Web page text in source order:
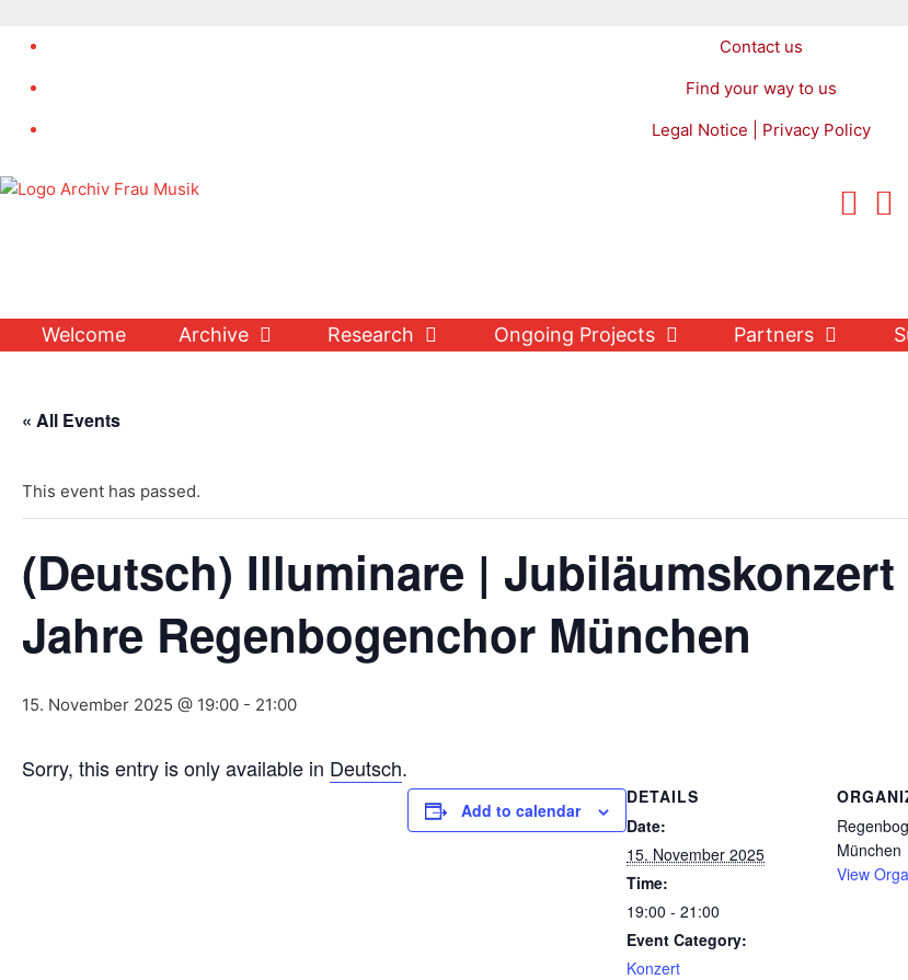
Contact us
Find your way to us
Legal Notice | Privacy Policy
Welcome Archive Research Ongoing Projects Partners
« All Events
This event has passed.
(Deutsch) Illuminare | Jubiläumskonzert
Jahre Regenbogenchor München
15. November 2025 @ 19:00 - 21:00
Sorry, this entry is only available in Deutsch.
Add to calendar
DETAILS
Date:
15. November 2025
Time:
19:00 - 21:00
Event Category:
Konzert
München
View